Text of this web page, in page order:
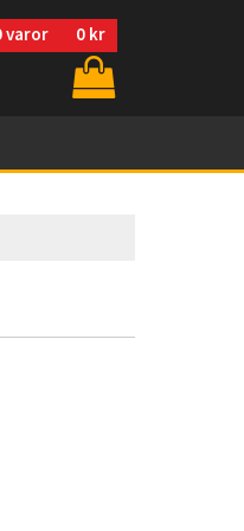
varor
0 kr